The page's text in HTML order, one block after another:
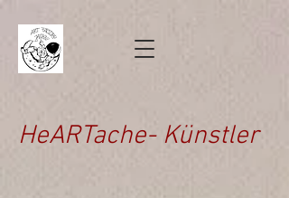
HeARTache- Künstler